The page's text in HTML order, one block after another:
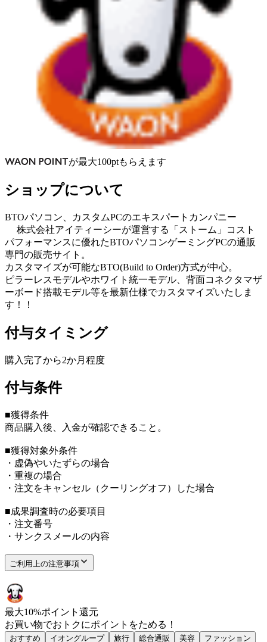
が最大100ptもらえます
ショップについて
BTOパソコン、カスタムPCのエキスパートカンパニー
株式会社アイティーシーが運営する「ストーム」コスト
パフォーマンスに優れたBTOパソコンゲーミングPCの通販
専門の販売サイト。
カスタマイズが可能なBTO(Build to Order)方式が中心。
ピラーレスモデルやホワイト統一モデル、背面コネクタマザ
ーボード搭載モデル等を最新仕様でカスタマイズいたしま
す！！
付与タイミング
購入完了から2か月程度
付与条件
■獲得条件
商品購入後、入金が確認できること。
■獲得対象外条件
・虚偽やいたずらの場合
・重複の場合
・注文をキャンセル（クーリングオフ）した場合
■成果調査時の必要項目
・注文番号
・サンクスメールの内容
ご利用上の注意事項
最大10%ポイント還元
お買い物でおトクにポイント をためる！
おすすめ イオングループ 旅行 総合通販 美容 ファッション